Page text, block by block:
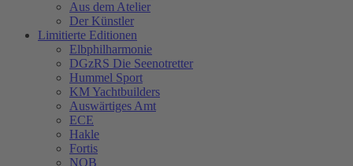
Aus dem Atelier
Der Künstler
Limitierte Editionen
Elbphilharmonie
DGzRS Die Seenotretter
Hummel Sport
KM Yachtbuilders
Auswärtiges Amt
ECE
Hakle
Fortis
NOB